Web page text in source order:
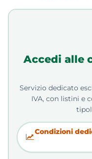
Accedi alle
Servizio dedicato
IVA, con listini e
Condizioni